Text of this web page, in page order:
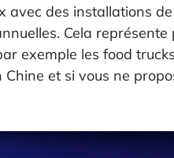
des installations
Cela
exemple les food
et si vous ne